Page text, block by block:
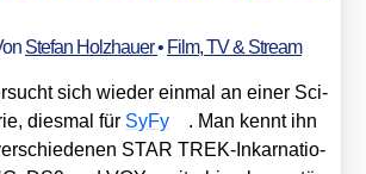
Stefan Holzhauer• Film, TV & Stream
sich wie­der ein­mal an einer Sci­
dies­mal für SyFy
. Man kennt ihn
STAR TREK-Inkar­na­tio­